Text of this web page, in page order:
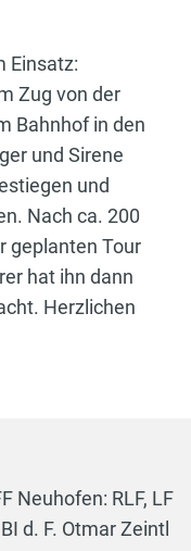
Einsatz:
Zug von der
Bahnhof in den
und Sirene
und
Nach ca. 200
geplanten Tour
hat ihn dann
Herzlichen
Neuhofen: RLF, LF
d. F. Otmar Zeintl